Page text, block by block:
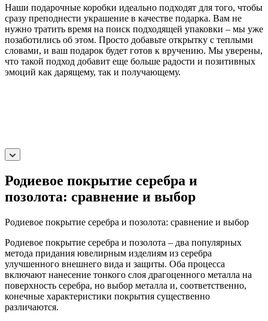
Наши подарочные коробки идеально подходят для того, чтобы
сразу преподнести украшение в качестве подарка. Вам не
нужно тратить время на поиск подходящей упаковки – мы уже
позаботились об этом. Просто добавьте открытку с теплыми
словами, и ваш подарок будет готов к вручению. Мы уверены,
что такой подход добавит еще больше радости и позитивных
эмоций как дарящему, так и получающему.
Родиевое покрытие серебра и
позолота: сравнение и выбор
Родиевое покрытие серебра и позолота: сравнение и выбор
Родиевое покрытие серебра и позолота – два популярных
метода придания ювелирным изделиям из серебра
улучшенного внешнего вида и защиты. Оба процесса
включают нанесение тонкого слоя драгоценного металла на
поверхность серебра, но выбор металла и, соответственно,
конечные характеристики покрытия существенно
различаются.